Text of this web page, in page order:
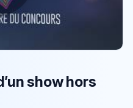
show hors